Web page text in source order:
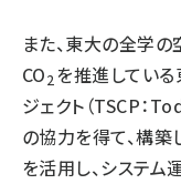
また、東大の全学
CO2 を推進してい
ジェクト（TSCP：
の協力を得て、構
を活用し、システ